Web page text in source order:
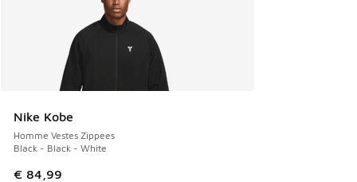
Nike Kobe
Homme Vestes Zippees
Black - Black - White
€ 84,99